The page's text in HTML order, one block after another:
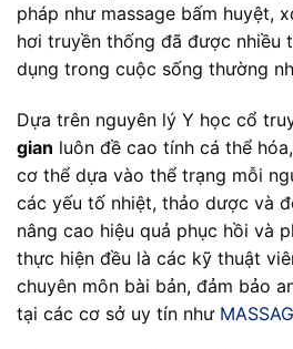
pháp như massage bấm huyệt,
hơi truyền thống đã được nhiều
dụng trong cuộc sống thường
Dựa trên nguyên lý Y học cổ
gian luôn đề cao tính cá thể
cơ thể dựa vào thể trạng mỗi
các yếu tố nhiệt, thảo dược và
nâng cao hiệu quả phục hồi và
thực hiện đều là các kỹ thuật
chuyên môn bài bản, đảm bảo
tại các cơ sở uy tín như